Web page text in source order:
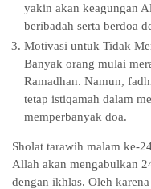
yakin akan keagungan
beribadah serta berdoa
Motivasi untuk Tidak
Banyak orang mulai
Ramadhan. Namun,
tetap istiqamah dalam
memperbanyak doa.
Sholat tarawih malam ke-
Allah akan mengabulkan
dengan ikhlas. Oleh